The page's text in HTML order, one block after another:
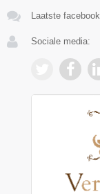
Laatste
Sociale media: